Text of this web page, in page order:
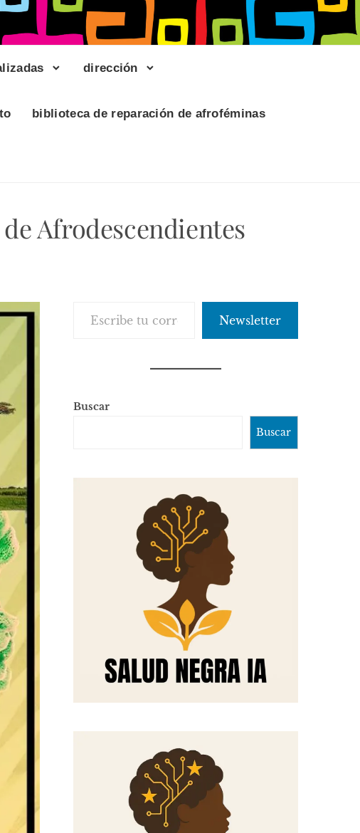
dirección
biblioteca de reparación de afroféminas
Afrodescendientes
Newsletter
Buscar
Buscar